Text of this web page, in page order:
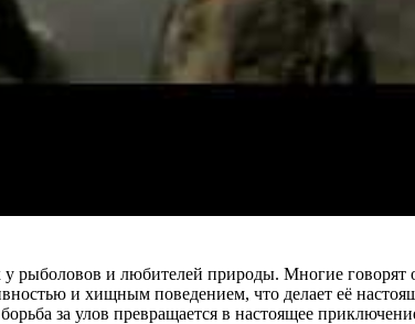
рыболовов и любителей природы. Многие
и хищным поведением, что делает её
за улов превращается в настоящее